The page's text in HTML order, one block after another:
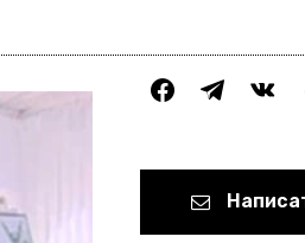
facebooktelegram